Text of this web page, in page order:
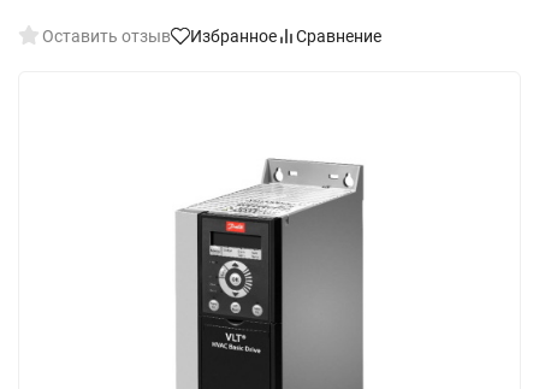
Оставить отзыв Избранное Сравнение